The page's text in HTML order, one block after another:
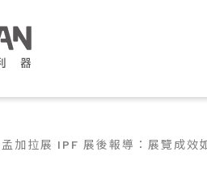
孟加拉展 IPF 展後報導：展覽成效